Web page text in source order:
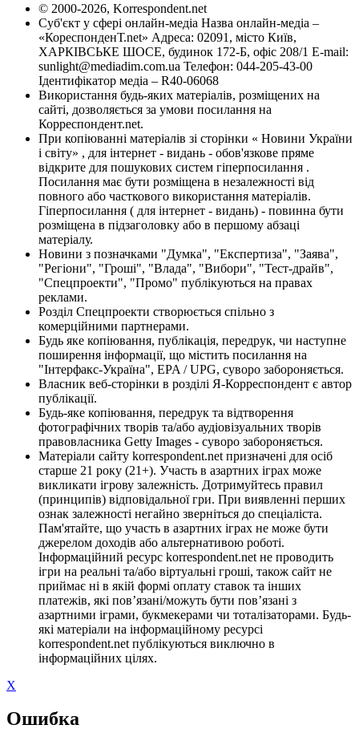
© 2000-2026, Korrespondent.net
Суб'єкт у сфері онлайн-медіа Назва онлайн-медіа –
«КореспонденТ.net» Адреса: 02091, місто Київ,
ХАРКІВСЬКЕ ШОСЕ, будинок 172-Б, офіс 208/1 E-mail:
sunlight@mediadim.com.ua Телефон: 044-205-43-00
Ідентифікатор медіа – R40-06068
Використання будь-яких матеріалів, розміщених на
сайті, дозволяється за умови посилання на
Корреспондент.net.
При копіюванні матеріалів зі сторінки « Новини України
і світу» , для інтернет - видань - обов'язкове пряме
відкрите для пошукових систем гіперпосилання .
Посилання має бути розміщена в незалежності від
повного або часткового використання матеріалів.
Гіперпосилання ( для інтернет - видань) - повинна бути
розміщена в підзаголовку або в першому абзаці
матеріалу.
Новини з позначками "Думка", "Експертиза", "Заява",
"Регіони", "Гроші", "Влада", "Вибори", "Тест-драйв",
"Спецпроекти", "Промо" публікуються на правах
реклами.
Розділ Спецпроекти створюється спільно з
комерційними партнерами.
Будь яке копіювання, публікація, передрук, чи наступне
поширення інформації, що містить посилання на
"Інтерфакс-Україна", EPA / UPG, суворо забороняється.
Власник веб-сторінки в розділі Я-Корреспондент є автор
публікації.
Будь-яке копіювання, передрук та відтворення
фотографічних творів та/або аудіовізуальних творів
правовласника Getty Images - суворо забороняється.
Матеріали сайту korrespondent.net призначені для осіб
старше 21 року (21+). Участь в азартних іграх може
викликати ігрову залежність. Дотримуйтесь правил
(принципів) відповідальної гри. При виявленні перших
ознак залежності негайно зверніться до спеціаліста.
Пам'ятайте, що участь в азартних іграх не може бути
джерелом доходів або альтернативою роботі.
Інформаційний ресурс korrespondent.net не проводить
ігри на реальні та/або віртуальні гроші, також сайт не
приймає ні в якій формі оплату ставок та інших
платежів, які пов’язані/можуть бути пов’язані з
азартними іграми, букмекерами чи тоталізаторами. Будь-
які матеріали на інформаційному ресурсі
korrespondent.net публікуються виключно в
інформаційних цілях.
X
Ошибка